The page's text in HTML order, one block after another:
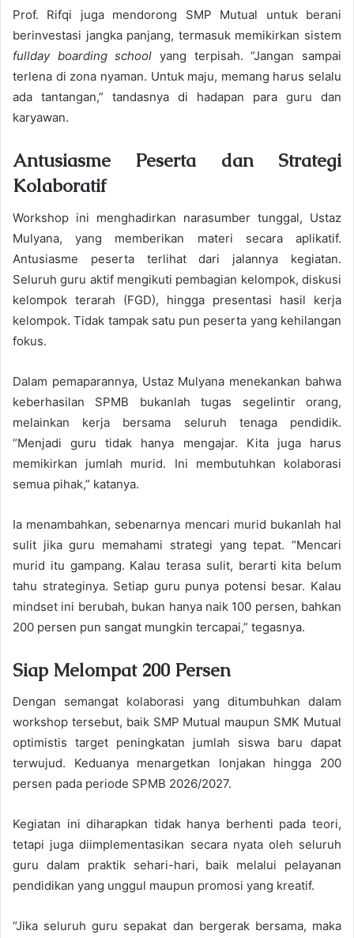
Prof. Rifqi juga mendorong SMP Mutual untuk berani
berinvestasi jangka panjang, termasuk memikirkan sistem
fullday boarding school yang terpisah. “Jangan sampai
terlena di zona nyaman. Untuk maju, memang harus selalu
ada tantangan,” tandasnya di hadapan para guru dan
karyawan.
Antusiasme Peserta dan Strategi
Kolaboratif
Workshop ini menghadirkan narasumber tunggal, Ustaz
Mulyana, yang memberikan materi secara aplikatif.
Antusiasme peserta terlihat dari jalannya kegiatan.
Seluruh guru aktif mengikuti pembagian kelompok, diskusi
kelompok terarah (FGD), hingga presentasi hasil kerja
kelompok. Tidak tampak satu pun peserta yang kehilangan
fokus.
Dalam pemaparannya, Ustaz Mulyana menekankan bahwa
keberhasilan SPMB bukanlah tugas segelintir orang,
melainkan kerja bersama seluruh tenaga pendidik.
“Menjadi guru tidak hanya mengajar. Kita juga harus
memikirkan jumlah murid. Ini membutuhkan kolaborasi
semua pihak,” katanya.
Ia menambahkan, sebenarnya mencari murid bukanlah hal
sulit jika guru memahami strategi yang tepat. “Mencari
murid itu gampang. Kalau terasa sulit, berarti kita belum
tahu strateginya. Setiap guru punya potensi besar. Kalau
mindset ini berubah, bukan hanya naik 100 persen, bahkan
200 persen pun sangat mungkin tercapai,” tegasnya.
Siap Melompat 200 Persen
Dengan semangat kolaborasi yang ditumbuhkan dalam
workshop tersebut, baik SMP Mutual maupun SMK Mutual
optimistis target peningkatan jumlah siswa baru dapat
terwujud. Keduanya menargetkan lonjakan hingga 200
persen pada periode SPMB 2026/2027.
Kegiatan ini diharapkan tidak hanya berhenti pada teori,
tetapi juga diimplementasikan secara nyata oleh seluruh
guru dalam praktik sehari-hari, baik melalui pelayanan
pendidikan yang unggul maupun promosi yang kreatif.
“Jika seluruh guru sepakat dan bergerak bersama, maka